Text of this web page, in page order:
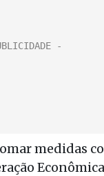
medidas